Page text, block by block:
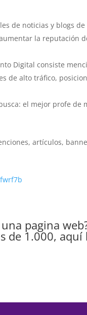
de noticias y blogs
la reputación
Digital consiste
de alto tráfico,
el mejor profe de
artículos,
pagina
de 1.000, aquí